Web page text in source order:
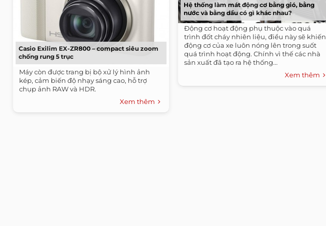
Casio Exilim EX-ZR800 – compact siêu zoom
chống rung 5 trục
Máy còn được trang bị bộ xử lý hình ảnh
kép, cảm biến độ nhạy sáng cao, hỗ trợ
chụp ảnh RAW và HDR.
Xem thêm
Hệ thống làm mát động cơ bằng gió, bằng
nước và bằng dầu có gì khác nhau?
Động cơ hoạt động phụ thuộc vào quá
trình đốt cháy nhiên liệu, điều này sẽ khiến
động cơ của xe luôn nóng lên trong suốt
quá trình hoạt động. Chính vì thế các nhà
sản xuất đã tạo ra hệ thống...
Xem thêm